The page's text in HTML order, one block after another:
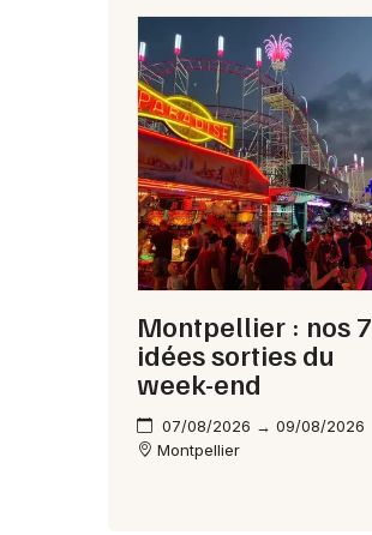
Montpellier : nos 7
idées sorties du
week-end
07/08/2026 → 09/08/2026
Montpellier